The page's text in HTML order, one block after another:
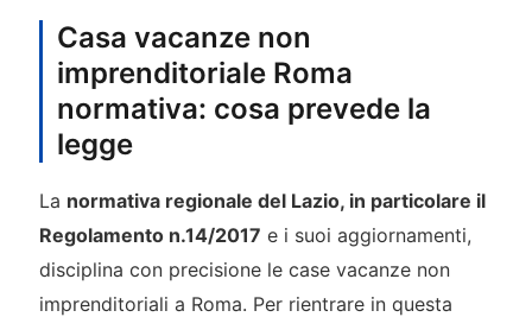
Casa vacanze non
imprenditoriale Roma
normativa: cosa prevede la
legge
La normativa regionale del Lazio, in particolare il
Regolamento n.14/2017 e i suoi aggiornamenti,
disciplina con precisione le case vacanze non
imprenditoriali a Roma. Per rientrare in questa